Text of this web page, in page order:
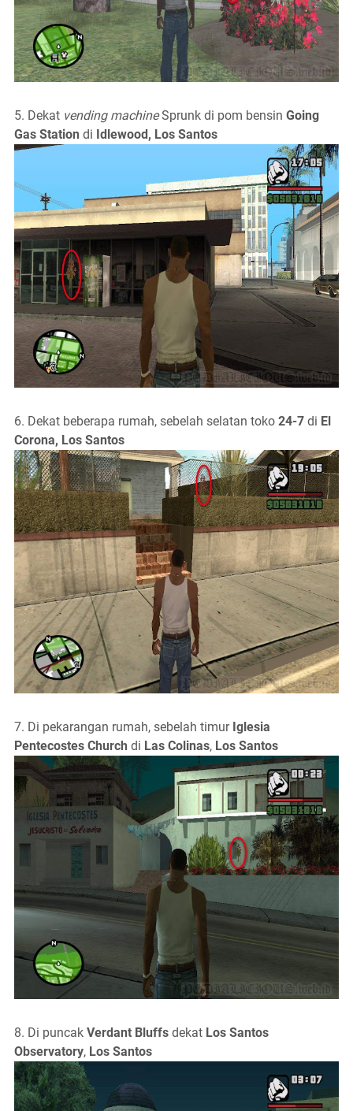
5. Dekat vending machineSprunk di pom bensin Going
Gas Station di Idlewood, Los Santos
6. Dekat beberapa rumah, sebelah selatan toko 24-7 di El
Corona, Los Santos
7. Di pekarangan rumah, sebelah timur Iglesia
Pentecostes Church di Las Colinas, Los Santos
8. Di puncak Verdant Bluffs dekat Los Santos
Observatory, Los Santos